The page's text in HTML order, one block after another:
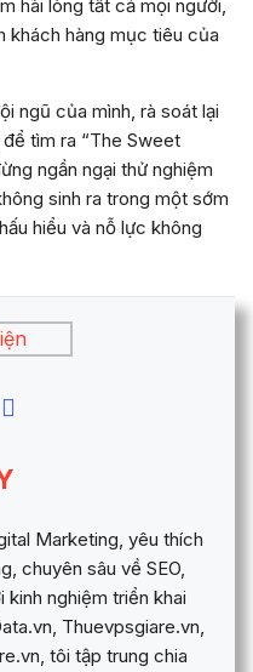
hài lòng tất cả mọi người,
khách hàng mục tiêu của
ngũ của mình, rà soát lại
tìm ra “The Sweet
ngần ngại thử nghiệm
sinh ra trong một sớm
hiểu và nỗ lực không
Marketing, yêu thích
chuyên sâu về SEO,
nghiệm triển khai
Thuevpsgiare.vn,
tôi tập trung chia